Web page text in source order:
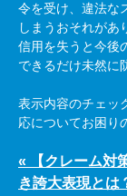
令を受け、違法な
しまうおそれがあ
信用を失うと今後
できるだけ未然に
表示内容のチェッ
応についてお困り
« 【クレーム対
き誇大表現とは